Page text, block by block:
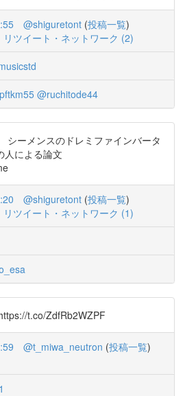
@shiguretont (投稿一覧)
リツイート・ネットワーク (2)
@ruchitode44
シーメンスのドレミファインバータ
人による論文
@shiguretont (投稿一覧)
リツイート・ネットワーク (1)
t.co/ZdfRb2WZPF
@t_miwa_neutron (投稿一覧)